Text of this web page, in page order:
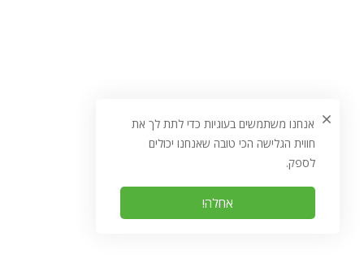
אנחנו משתמשים בעוגיות כדי לתת לך את
חווית הגלישה הכי טובה שאנחנו יכולים
לספק.
אחלה!